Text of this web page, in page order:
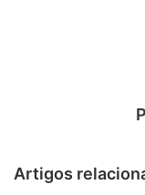
Artigos